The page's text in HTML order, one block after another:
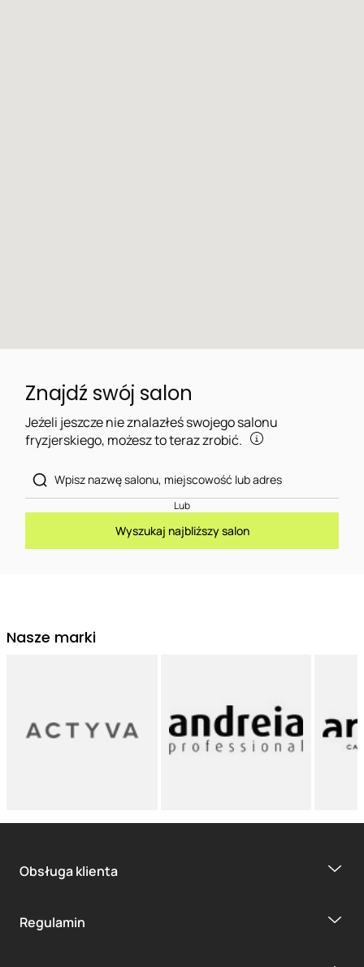
Znajdź swój salon
Jeżeli jeszcze nie znalazłeś swojego salonu
fryzjerskiego, możesz to teraz zrobić.
Lub
Wyszukaj najbliższy salon
Nasze marki
Obsługa klienta
Regulamin